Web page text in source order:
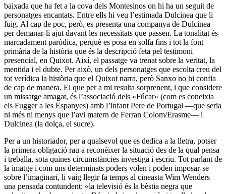
baixada que ha fet a la cova dels Montesinos on hi ha un seguit de
personatges encantats. Entre ells hi veu l’estimada Dulcinea que li
fuig. Al cap de poc, però, es presenta una companya de Dulcinea
per demanar-li ajut davant les necessitats que passen. La tonalitat és
marcadament paròdica, perquè es posa en solfa fins i tot la font
primària de la història que és la descripció feta pel testimoni
presencial, en Quixot. Així, el passatge va trenat sobre la veritat, la
mentida i el dubte. Per això, un dels personatges que escolta creu del
tot verídica la història que el Quixot narra, però Sanxo no hi confia
de cap de manera. El que per a mi resulta sorprenent, i que considere
un missatge amagat, és l’associació dels «Fúcar» (com es coneixia
els Fugger a les Espanyes) amb l’infant Pere de Portugal —que seria
ni més ni menys que l’avi matern de Ferran Colom/Erasme— i
Dulcinea (la dolça, el sucre).
Per a un historiador, per a qualsevol que es dedica a la lletra, potser
la primera obligació rau a reconèixer la situació des de la qual pensa
i treballa, sota quines circumstàncies investiga i escriu. Tot parlant de
la imatge i com uns determinats poders volen i poden imposar-se
sobre l’imaginari, li vaig llegir fa temps al cineasta Wim Wenders
una pensada contundent: «la televisió és la bèstia negra que